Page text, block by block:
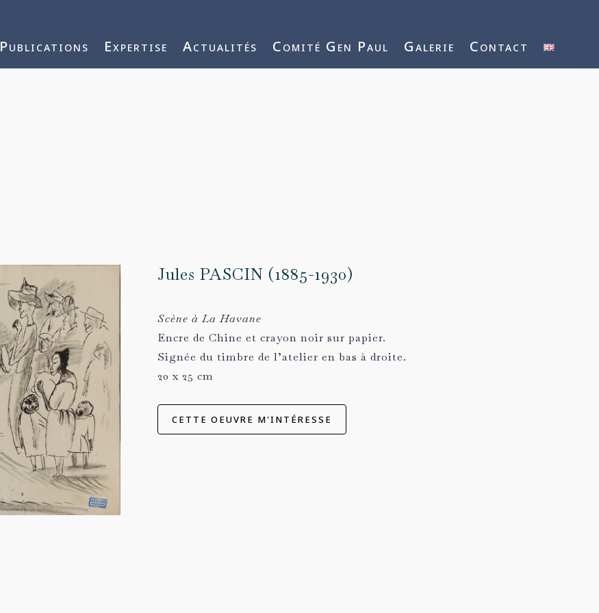
Publications Expertise Actualités Comité Gen Paul Galerie Contact
Jules PASCIN (1885-1930)
Scène à La Havane
Encre de Chine et crayon noir sur papier.
Signée du timbre de l’atelier en bas à droite.
20 x 25 cm
CETTE OEUVRE M'INTÉRESSE